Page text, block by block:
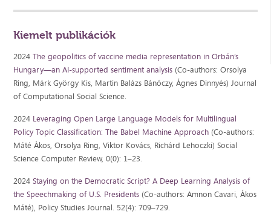
Kiemelt publikációk
2024The geopolitics of vaccine media representation in Orbán’s
Hungary—an AI-supported sentiment analysis (Co-authors: Orsolya
Ring, Márk György Kis, Martin Balázs Bánóczy, Ágnes Dinnyés) Journal
of Computational Social Science.
2024 Leveraging Open Large Language Models for Multilingual
Policy Topic Classification: The Babel Machine Approach (Co-authors:
Máté Ákos, Orsolya Ring, Viktor Kovács, Richárd Lehoczki) Social
Science Computer Review, 0(0): 1–23.
2024Staying on the Democratic Script? A Deep Learning Analysis of
the Speechmaking of U.S. Presidents (Co-authors: Amnon Cavari, Ákos
Máté), Policy Studies Journal. 52(4): 709–729.